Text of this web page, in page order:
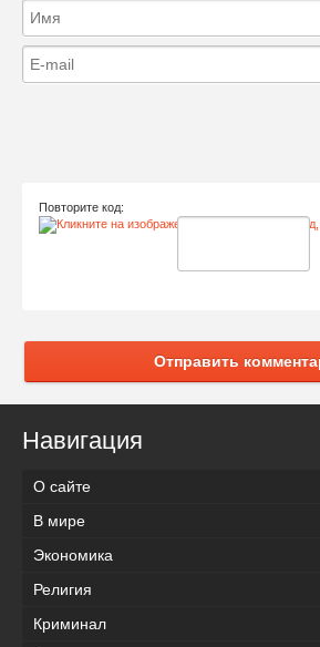
Повторите код:
Отправить
Навигация
О сайте
В мире
Экономика
Религия
Криминал